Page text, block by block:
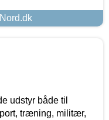
udstyr både til
træning, militær,